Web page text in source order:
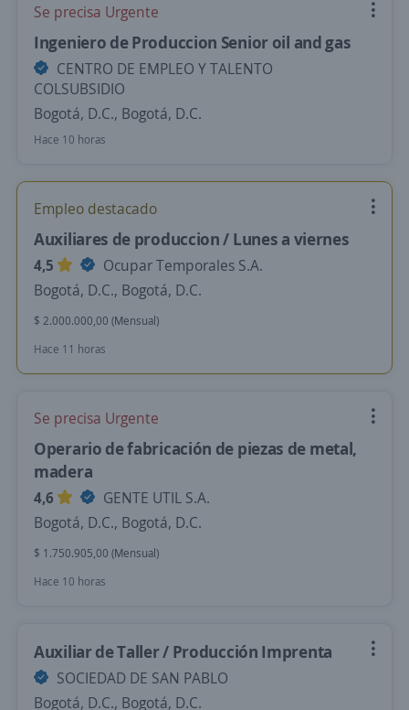
Se precisa Urgente
Ingeniero de Produccion Senior oil and gas
CENTRO DE EMPLEO Y TALENTO
COLSUBSIDIO
Bogotá, D.C., Bogotá, D.C.
Hace 10 horas
Empleo destacado
Auxiliares de produccion / Lunes a viernes
4,5
Ocupar Temporales S.A.
Bogotá, D.C., Bogotá, D.C.
$ 2.000.000,00 (Mensual)
Hace 11 horas
Se precisa Urgente
Operario de fabricación de piezas de metal,
madera
4,6
GENTE UTIL S.A.
Bogotá, D.C., Bogotá, D.C.
$ 1.750.905,00 (Mensual)
Hace 10 horas
Auxiliar de Taller / Producción Imprenta
SOCIEDAD DE SAN PABLO
Bogotá, D.C., Bogotá, D.C.